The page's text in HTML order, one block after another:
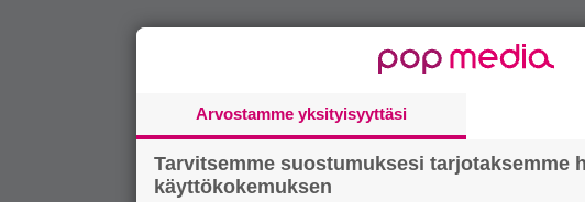
Arvostamme yksityisyyttäsi
Tarvitsemme suostumuksesi tarjotaksemme
käyttökokemuksen